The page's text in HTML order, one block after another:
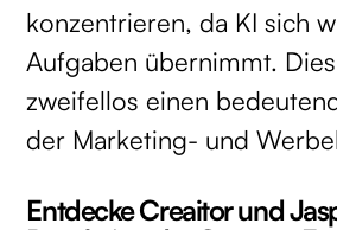
konzentrieren, da KI sich
Aufgaben übernimmt.
zweifellos einen
der Marketing- und
Entdecke Creaitor und